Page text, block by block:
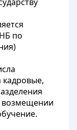
по
кадровые,
возмещении